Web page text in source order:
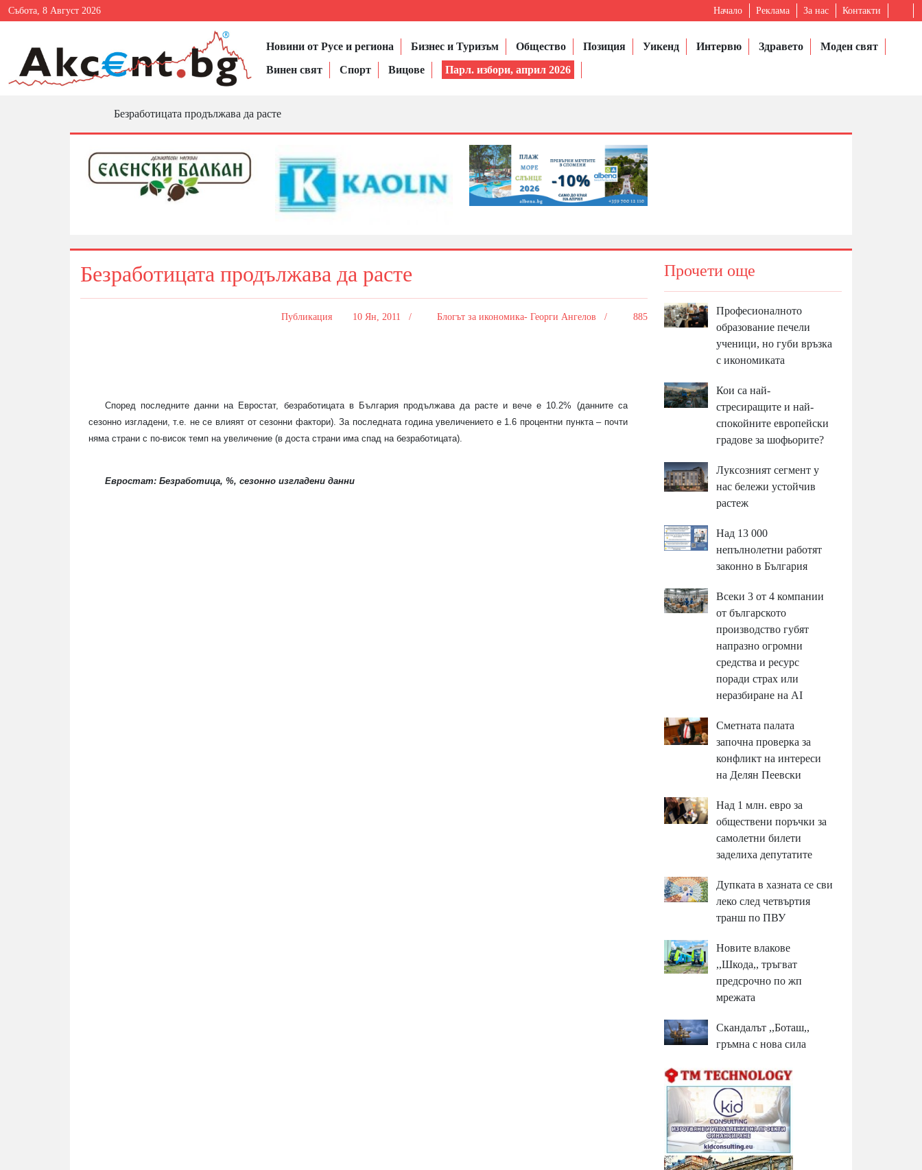
Събота, 8 Август 2026 Начало Реклама За нас Контакти
Новини от Русе и региона Бизнес и Туризъм Общество Позиция Уикенд Интервю Здравето
Моден свят
Винен свят
Спорт Вицове Парл. избори, април 2026
Безработицата продължава да расте
Безработицата продължава да расте
Публикация 10 Ян, 2011 / Блогът за икономика- Георги Ангелов / 885
Според последните данни на Евростат, безработицата в България продължава да расте и вече е 10.2% (данните са
сезонно изгладени, т.е. не се влияят от сезонни фактори). За последната година увеличението е 1.6 процентни пункта – почти
няма страни с по-висок темп на увеличение (в доста страни има спад на безработицата).
Евростат: Безработица, %, сезонно изгладени данни
Прочети още
Професионалното
образование печели
ученици, но губи връзка
с икономиката
Кои са най-
стресиращите и най-
спокойните европейски
градове за шофьорите?
Луксозният сегмент у
нас бележи устойчив
растеж
Над 13 000
непълнолетни работят
законно в България
Всеки 3 от 4 компании
от българското
производство губят
напразно огромни
средства и ресурс
поради страх или
неразбиране на AI
Сметната палата
започна проверка за
конфликт на интереси
на Делян Пеевски
Над 1 млн. евро за
обществени поръчки за
самолетни билети
заделиха депутатите
Дупката в хазната се сви
леко след четвъртия
транш по ПВУ
Новите влакове
,,Шкода,, тръгват
предсрочно по жп
мрежата
Скандалът ,,Боташ,,
гръмна с нова сила